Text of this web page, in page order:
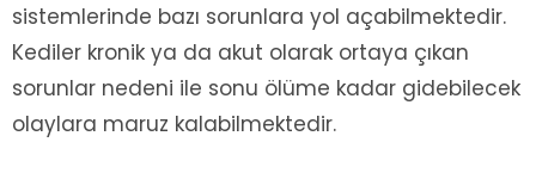
sistemlerinde bazı sorunlara yol açabilmektedir.
Kediler kronik ya da akut olarak ortaya çıkan
sorunlar nedeni ile sonu ölüme kadar gidebilecek
olaylara maruz kalabilmektedir.